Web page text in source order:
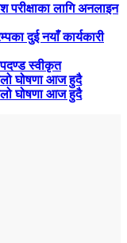
परीक्षाका लागि अनलाइन
दुई नयाँ कार्यकारी
स्वीकृत
घोषणा आज हुदै
घोषणा आज हुदै